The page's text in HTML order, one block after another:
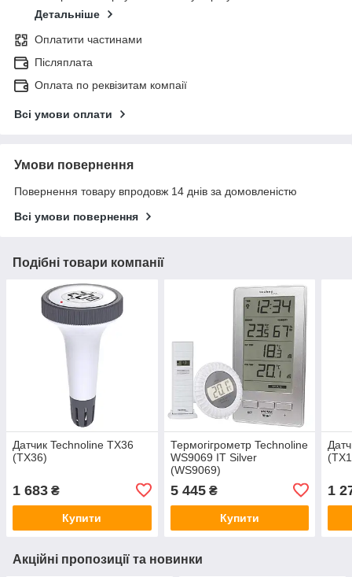
Детальніше
Оплатити частинами
Післяплата
Оплата по реквізитам компаії
Всі умови оплати
Умови повернення
Повернення товару впродовж 14 днів за домовленістю
Всі умови повернення
Подібні товари компанії
Датчик Technoline TX36
(TX36)
1 683 ₴
Купити
Термогігрометр Technoline
WS9069 IT Silver
(WS9069)
5 445₴
Купити
1
Акційні пропозиції та новинки